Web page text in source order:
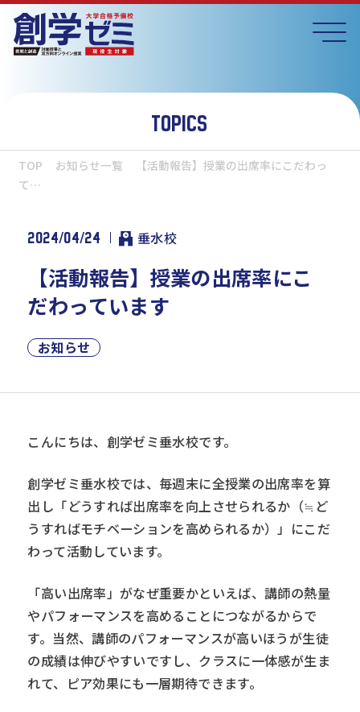
TOPICS
TOP お知らせ一覧
【活動報告】授業の出席率にこだわっ
て…
2024/04/24 垂水校
【活動報告】授業の出席率にこ
だわっています
お知らせ
こんにちは、創学ゼミ垂水校です。
創学ゼミ垂水校では、毎週末に全授業の出席率を算
出し「どうすれば出席率を向上させられるか（≒ど
うすればモチベーションを高められるか）」にこだ
わって活動しています。
「高い出席率」がなぜ重要かといえば、講師の熱量
やパフォーマンスを高めることにつながるからで
す。当然、講師のパフォーマンスが高いほうが生徒
の成績は伸びやすいですし、クラスに一体感が生ま
れて、ピア効果にも一層期待できます。